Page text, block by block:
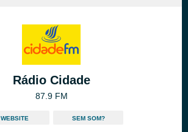
Rádio Cidade
87.9 FM
WEBSITE SEM SOM?